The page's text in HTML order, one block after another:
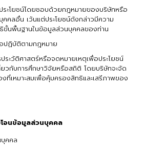
ประโยชน์โดยชอบด้วยกฎหมายของบริษัทหรือ
คลอื่น เว้นแต่ประโยชน์ดังกล่าวมีความ
นพื้นฐานในข้อมูลส่วนบุคคลของท่าน
อปฏิบัติตามกฎหมาย
ระวัติศาสตร์หรือจดหมายเหตุเพื่อประโยชน์
วกับการศึกษาวิจัยหรือสถิติ โดยบริษัทจะจัด
ที่เหมาะสมเพื่อคุ้มครองสิทธิและเสรีภาพของ
โอนข้อมูลส่วนบุคคล
บุคคล